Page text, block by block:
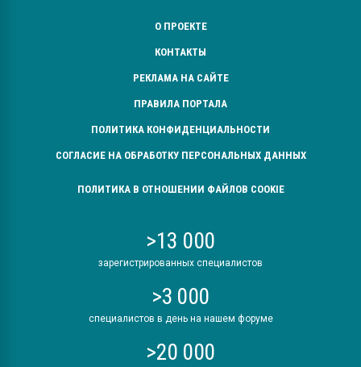
О ПРОЕКТЕ
КОНТАКТЫ
РЕКЛАМА НА САЙТЕ
ПРАВИЛА ПОРТАЛА
ПОЛИТИКА КОНФИДЕНЦИАЛЬНОСТИ
СОГЛАСИЕ НА ОБРАБОТКУ ПЕРСОНАЛЬНЫХ ДАННЫХ
ПОЛИТИКА В ОТНОШЕНИИ ФАЙЛОВ COOKIE
>13 000
зарегистрированных специалистов
>3 000
специалистов в день на нашем форуме
>20 000